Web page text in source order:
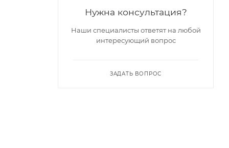
Нужна консультация?
Наши специалисты ответят на любой
интересующий вопрос
ЗАДАТЬ ВОПРОС